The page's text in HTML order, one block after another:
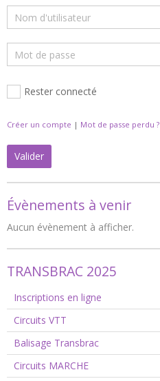
Rester connecté
Créer un compte | Mot de passe perdu ?
Valider
Évènements à venir
Aucun évènement à afficher.
TRANSBRAC 2025
Inscriptions en ligne
Circuits VTT
Balisage Transbrac
Circuits MARCHE